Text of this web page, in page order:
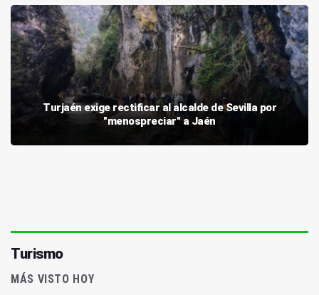
Turjaén exige rectificar al alcalde de Sevilla por
"menospreciar" a Jaén
Turismo
MÁS VISTO HOY